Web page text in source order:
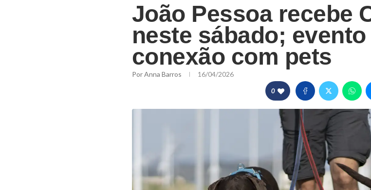
João Pessoa recebe
neste sábado;
conexão com pets
PorAnna Barros 16/04/2026
0